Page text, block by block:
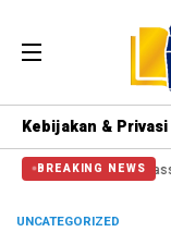
Kebijakan & Privasi
BREAKING NEWS
Massa di Patung Kuda:
UNCATEGORIZED